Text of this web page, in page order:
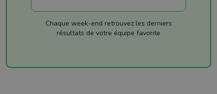
Chaque week-end retrouvez les derniers
résultats de votre équipe favorite